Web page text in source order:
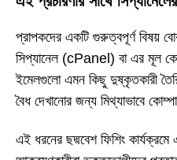
প্রাপকদের একটি গুরুত্বপূর্ণ বিষয়
সিপ্যানেল (cPanel) বা এর মূল
ইমেলগুলো এমন কিছু দুষ্কৃতকারী তৈরি
বৈধ দেখানোর জন্য মিথ্যাভাবে
এই ধরনের ছদ্মবেশ ফিশিং